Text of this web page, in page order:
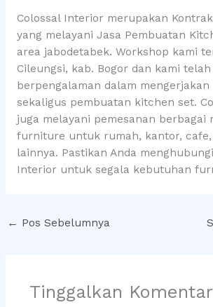
Colossal Interior merupakan
yang melayani Jasa Pembuatan
area jabodetabek. Workshop kami
Cileungsi, kab. Bogor dan kami telah
berpengalaman dalam mengerjakan
sekaligus pembuatan kitchen set.
juga melayani pemesanan berbagai
furniture untuk rumah, kantor, cafe,
lainnya. Pastikan Anda
Interior untuk segala kebutuhan
← Pos Sebelumnya
Tinggalkan Komentar